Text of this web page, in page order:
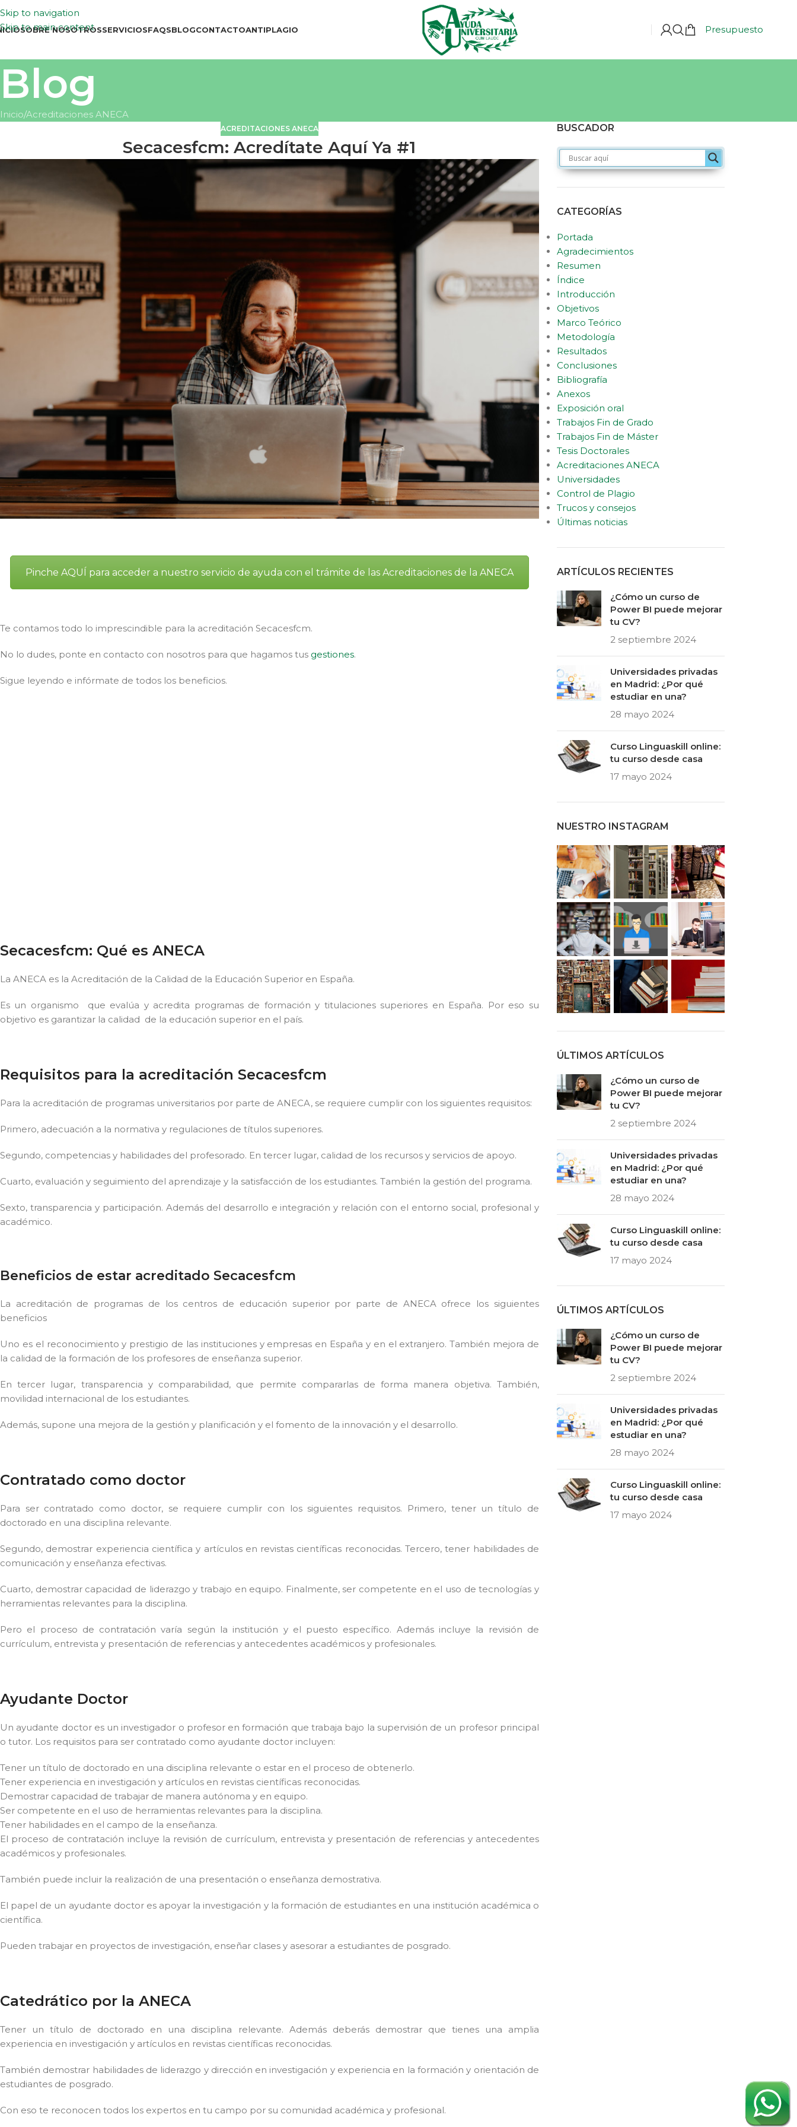
Skip to navigation
Skip to main content
SOBRE NOSOTROSSERVICIOSFAQSBLOGCONTACTOANTIPLAGIO Presupuesto
Blog
Inicio Acreditaciones ANECA
ACREDITACIONES ANECA
Secacesfcm: Acredítate Aquí Ya #1
Pinche AQUÍ para acceder a nuestro servicio de ayuda con el trámite de las Acreditaciones de la ANECA
Te contamos todo lo imprescindible para la acreditación Secacesfcm.
No lo dudes, ponte en contacto con nosotros para que hagamos tus gestiones.
Sigue leyendo e infórmate de todos los beneficios.
Secacesfcm: Qué es ANECA
La ANECA es la Acreditación de la Calidad de la Educación Superior en España.
Es un organismo que evalúa y acredita programas de formación y titulaciones superiores en España. Por eso su
objetivo es garantizar la calidad de la educación superior en el país.
Requisitos para la acreditación Secacesfcm
Para la acreditación de programas universitarios por parte de ANECA, se requiere cumplir con los siguientes requisitos:
Primero, adecuación a la normativa y regulaciones de títulos superiores.
Segundo, competencias y habilidades del profesorado. En tercer lugar, calidad de los recursos y servicios de apoyo.
Cuarto, evaluación y seguimiento del aprendizaje y la satisfacción de los estudiantes. También la gestión del programa.
Sexto, transparencia y participación. Además del desarrollo e integración y relación con el entorno social, profesional y
académico.
Beneficios de estar acreditado Secacesfcm
La acreditación de programas de los centros de educación superior por parte de ANECA ofrece los siguientes
beneficios
Uno es el reconocimiento y prestigio de las instituciones y empresas en España y en el extranjero. También mejora de
la calidad de la formación de los profesores de enseñanza superior.
En tercer lugar, transparencia y comparabilidad, que permite compararlas de forma manera objetiva. También,
movilidad internacional de los estudiantes.
Además, supone una mejora de la gestión y planificación y el fomento de la innovación y el desarrollo.
Contratado como doctor
Para ser contratado como doctor, se requiere cumplir con los siguientes requisitos. Primero, tener un título de
doctorado en una disciplina relevante.
Segundo, demostrar experiencia científica y artículos en revistas científicas reconocidas. Tercero, tener habilidades de
comunicación y enseñanza efectivas.
Cuarto, demostrar capacidad de liderazgo y trabajo en equipo. Finalmente, ser competente en el uso de tecnologías y
herramientas relevantes para la disciplina.
Pero el proceso de contratación varía según la institución y el puesto específico. Además incluye la revisión de
currículum, entrevista y presentación de referencias y antecedentes académicos y profesionales.
Ayudante Doctor
Un ayudante doctor es un investigador o profesor en formación que trabaja bajo la supervisión de un profesor principal
o tutor. Los requisitos para ser contratado como ayudante doctor incluyen:
Tener un título de doctorado en una disciplina relevante o estar en el proceso de obtenerlo.
Tener experiencia en investigación y artículos en revistas científicas reconocidas.
Demostrar capacidad de trabajar de manera autónoma y en equipo.
Ser competente en el uso de herramientas relevantes para la disciplina.
Tener habilidades en el campo de la enseñanza.
El proceso de contratación incluye la revisión de currículum, entrevista y presentación de referencias y antecedentes
académicos y profesionales.
También puede incluir la realización de una presentación o enseñanza demostrativa.
El papel de un ayudante doctor es apoyar la investigación y la formación de estudiantes en una institución académica o
científica.
Pueden trabajar en proyectos de investigación, enseñar clases y asesorar a estudiantes de posgrado.
Catedrático por la ANECA
Tener un título de doctorado en una disciplina relevante. Además deberás demostrar que tienes una amplia
experiencia en investigación y artículos en revistas científicas reconocidas.
También demostrar habilidades de liderazgo y dirección en investigación y experiencia en la formación y orientación de
estudiantes de posgrado.
Con eso te reconocen todos los expertos en tu campo por su comunidad académica y profesional.
BUSCADOR
CATEGORÍAS
Portada
Agradecimientos
Resumen
Índice
Introducción
Objetivos
Marco Teórico
Metodología
Resultados
Conclusiones
Bibliografía
Anexos
Exposición oral
Trabajos Fin de Grado
Trabajos Fin de Máster
Tesis Doctorales
Acreditaciones ANECA
Universidades
Control de Plagio
Trucos y consejos
Últimas noticias
ARTÍCULOS RECIENTES
¿Cómo un curso de
Power BI puede mejorar
tu CV?
2 septiembre 2024
Universidades privadas
en Madrid: ¿Por qué
estudiar en una?
28 mayo 2024
Curso Linguaskill online:
tu curso desde casa
17 mayo 2024
NUESTRO INSTAGRAM
ÚLTIMOS ARTÍCULOS
¿Cómo un curso de
Power BI puede mejorar
tu CV?
2 septiembre 2024
Universidades privadas
en Madrid: ¿Por qué
estudiar en una?
28 mayo 2024
Curso Linguaskill online:
tu curso desde casa
17 mayo 2024
ÚLTIMOS ARTÍCULOS
¿Cómo un curso de
Power BI puede mejorar
tu CV?
2 septiembre 2024
Universidades privadas
en Madrid: ¿Por qué
estudiar en una?
28 mayo 2024
Curso Linguaskill online:
tu curso desde casa
17 mayo 2024